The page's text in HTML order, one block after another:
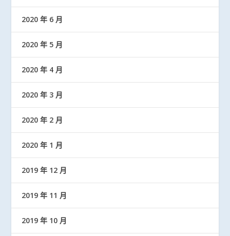
2020 年 6 月
2020 年 5 月
2020 年 4 月
2020 年 3 月
2020 年 2 月
2020 年 1 月
2019 年 12 月
2019 年 11 月
2019 年 10 月